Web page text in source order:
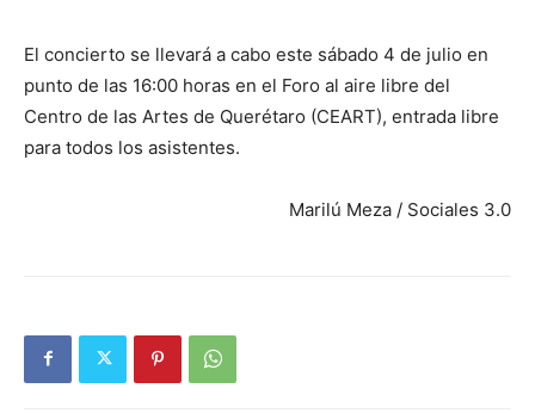
El concierto se llevará a cabo este sábado 4 de julio en
punto de las 16:00 horas en el Foro al aire libre del
Centro de las Artes de Querétaro (CEART), entrada libre
para todos los asistentes.
Marilú Meza / Sociales 3.0